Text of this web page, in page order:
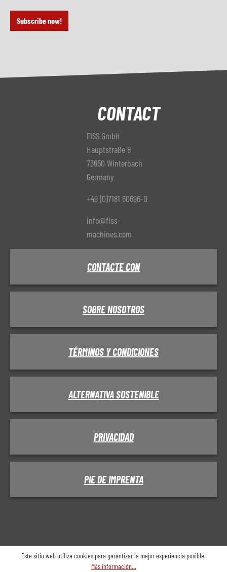
Subscribe now!
CONTACT
FISS GmbH
Hauptstraße 8
73650 Winterbach
Germany
+49 (0)7181 60696-0
info@fiss-
machines.com
CONTACTE CON
SOBRE NOSOTROS
TÉRMINOS Y CONDICIONES
ALTERNATIVA SOSTENIBLE
PRIVACIDAD
PIE DE IMPRENTA
Este sitio web utiliza cookies para garantizar la mejor experiencia posible.
Más información...